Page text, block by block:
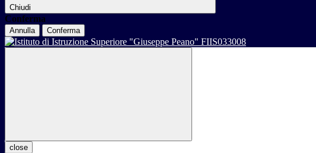
Chiudi
Conferma
Annulla Conferma
close